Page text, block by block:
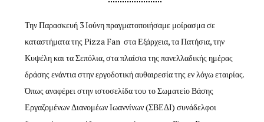
Την Παρασκευή 3 Ιούνη πραγματοποιήσαμε μοίρασμα σε
καταστήματα της Pizza Fan στα Εξάρχεια, τα Πατήσια, την
Κυψέλη και τα Σεπόλια, στα πλαίσια της πανελλαδικής ημέρας
δράσης ενάντια στην εργοδοτική αυθαιρεσία της εν λόγω εταιρίας.
Όπως αναφέρει στην ιστοσελίδα του το Σωματείο Βάσης
Εργαζομένων Διανομέων Ιωαννίνων (ΣΒΕΔΙ) συνάδελφοι